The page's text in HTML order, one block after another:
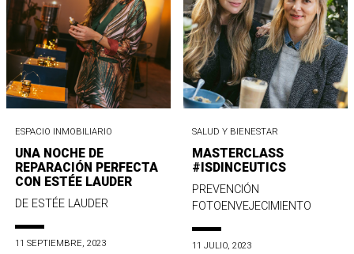
ESPACIO INMOBILIARIO
UNA NOCHE DE
REPARACIÓN PERFECTA
CON ESTÉE LAUDER
DE ESTÉE LAUDER
11 SEPTIEMBRE, 2023
SALUD Y BIENESTAR
MASTERCLASS
#ISDINCEUTICS
PREVENCIÓN
FOTOENVEJECIMIENTO
11 JULIO, 2023